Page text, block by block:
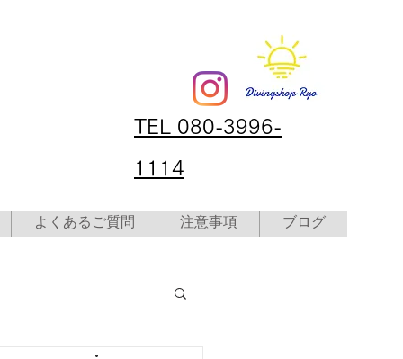
TEL 080-3996-
1114
よくあるご質問 注意事項 ブログ